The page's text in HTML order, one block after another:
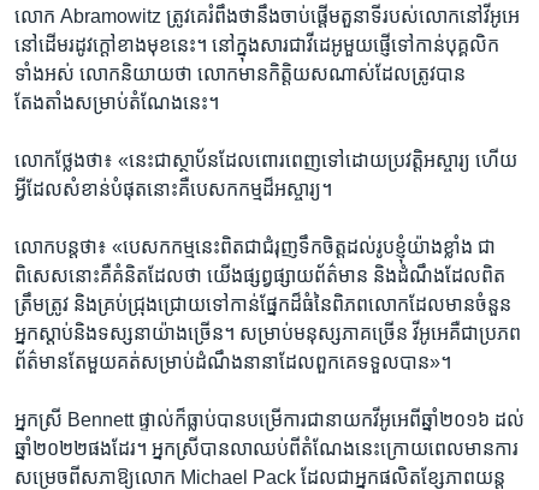
លោក Abramowitz ត្រូវគេ​រំពឹង​ថានឹង​ចាប់​ផ្ដើម​តួនាទី​របស់​លោក​នៅ​វីអូអេ
នៅ​ដើម​រដូវក្ដៅ​ខាង​មុខ​នេះ។ នៅក្នុង​សារ​ជា​វីដេអូ​មួយ​ផ្ញើទៅកាន់​បុគ្គលិក​
ទាំងអស់ លោក​និយាយ​ថា លោក​មាន​កិត្តិយស​ណាស់​ដែល​ត្រូវ​បាន​
តែងតាំង​សម្រាប់​តំណែង​នេះ។
លោក​ថ្លែង​ថា៖ «នេះជាស្ថាប័ន​ដែល​ពោរពេញ​ទៅដោយប្រវត្តិ​អស្ចារ្យ​ ហើយ​
អ្វីដែល​សំខាន់​បំផុត​នោះ​គឺ​បេសកកម្ម​ដ៏​អស្ចារ្យ។
លោក​បន្ត​ថា៖ «បេសកកម្ម​នេះ​ពិតជា​ជំរុញ​ទឹកចិត្ត​ដល់​រូបខ្ញុំ​យ៉ាង​ខ្លាំង ជា
ពិសេស​នោះ​គឺគំនិត​ដែល​ថា ​យើង​ផ្សព្វផ្សាយ​ព័ត៌មាន​ និង​ដំណឹង​ដែល​ពិត
ត្រឹមត្រូវ និង​គ្រប់ជ្រុងជ្រោយ​ទៅ​កាន់​ផ្នែក​ដ៏ធំ​នៃពិភពលោក​ដែល​មាន​ចំនួន​
អ្នកស្ដាប់​និង​ទស្សនា​យ៉ាង​ច្រើន។ សម្រាប់​មនុស្ស​ភាគច្រើន វីអូអេ​គឺជា​ប្រភព​
ព័ត៌មាន​តែ​មួយ​គត់​សម្រាប់​ដំណឹង​នានា​ដែល​ពួក​គេ​ទទួល​បាន»។
អ្នកស្រី Bennett ផ្ទាល់​ក៏​ធ្លាប់​បាន​បម្រើការ​ជា​នាយក​វីអូអេ​ពីឆ្នាំ​២០១៦ ដល់​
ឆ្នាំ​២០២២​ផងដែរ។ អ្នកស្រី​បាន​លាឈប់​ពី​តំណែង​នេះ​ក្រោយ​ពេល​មានការ​
សម្រេច​ពី​សភា​ឱ្យ​លោក Michael Pack ដែលជា​អ្នក​ផលិត​ខ្សែភាពយន្ត​